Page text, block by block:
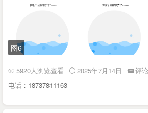
图6
5920人浏览查看 2025年7月14日
评
电话：18737811163